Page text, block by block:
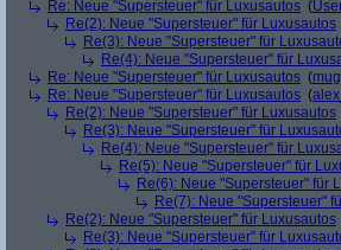
Re: Neue "Supersteuer" für Luxusautos (
Re(2): Neue "Supersteuer" für Luxusautos
Re(3): Neue "Supersteuer" für
Re(4): Neue "Supersteuer" für
Re: Neue "Supersteuer" für Luxusautos (
Re: Neue "Supersteuer" für Luxusautos (
Re(2): Neue "Supersteuer" für Luxusautos
Re(3): Neue "Supersteuer" für
Re(4): Neue "Supersteuer" für
Re(5): Neue "Supersteuer" für
Re(6): Neue "Supersteuer" für
Re(7): Neue "Supersteuer"
Re(2): Neue "Supersteuer" für Luxusautos
Re(3): Neue "Supersteuer" für